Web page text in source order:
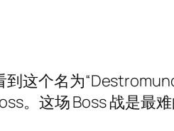
这个名为
。这场 Boss 战是最